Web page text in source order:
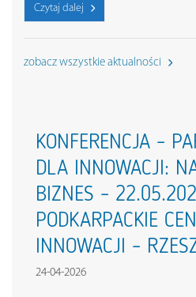
Czytaj dalej
zobacz wszystkie aktualności
KONFERENCJA –
DLA INNOWACJI:
BIZNES –
PODKARPACKIE
INNOWACJI –
24-04-2026